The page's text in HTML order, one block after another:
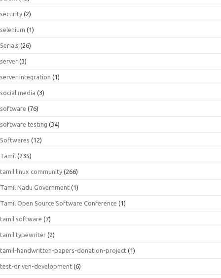
security (2)
selenium (1)
Serials (26)
server (3)
server integration (1)
social media (3)
software (76)
software testing (34)
Softwares (12)
Tamil (235)
tamil linux community (266)
Tamil Nadu Government (1)
Tamil Open Source Software Conference (1)
tamil software (7)
tamil typewriter (2)
tamil-handwritten-papers-donation-project (1)
test-driven-development (6)